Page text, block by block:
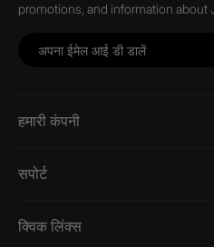
promotions, and information about
हमारी कंपनी
सपोर्ट
क्विक लिंक्स